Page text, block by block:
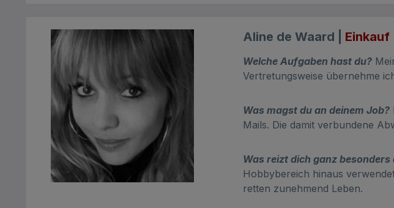
Aline de Waard | Einkauf
Welche Aufgaben hast du?
Vertretungsweise übernehme
Was magst du an deinem Job?
Mails. Die damit verbundene
Was reizt dich ganz
Hobbybereich hinaus
retten zunehmend Leben.